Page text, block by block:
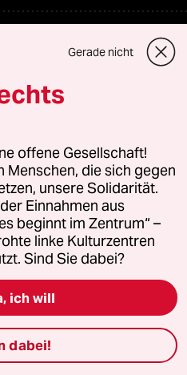
Gerade nicht
offene Gesellschaft!
Menschen, die sich gegen
unsere Solidarität.
Einnahmen aus
beginnt im Zentrum“ –
linke Kulturzentren
Sind Sie dabei?
ich will
dabei!